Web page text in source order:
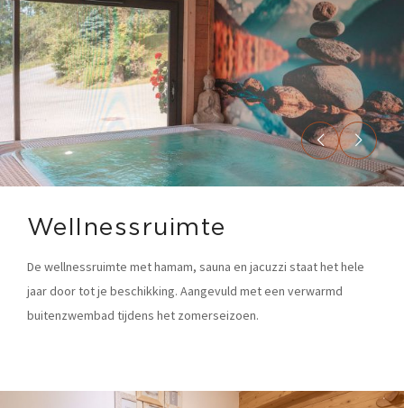
Wellnessruimte
De wellnessruimte met hamam, sauna en jacuzzi staat het hele
jaar door tot je beschikking. Aangevuld met een verwarmd
buitenzwembad tijdens het zomerseizoen.